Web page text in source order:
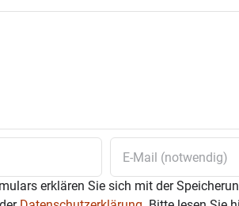
erklären Sie sich mit der